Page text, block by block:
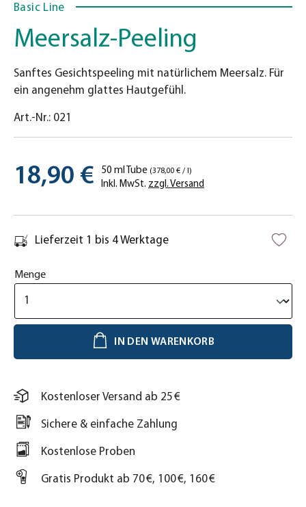
Basic Line
Meersalz-Peeling
Sanftes Gesichtspeeling mit natürlichem Meersalz. Für
ein angenehm glattes Hautgefühl.
Art.-Nr.: 021
18,90 € 50 ml Tube (378,00 € / l)
Inkl. MwSt. zzgl. Versand
Lieferzeit 1 bis 4 Werktage
Menge
IN DEN WARENKORB
Kostenloser Versand ab 25 €
Sichere & einfache Zahlung
Kostenlose Proben
Gratis Produkt ab 70 €, 100 €, 160 €